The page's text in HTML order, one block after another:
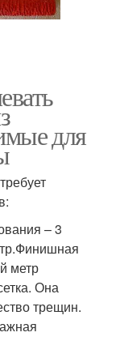
для
– 3
метр
Она
трещин.